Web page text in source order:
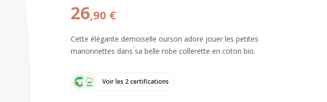
26,90 €
Cette élégante demoiselle ourson adore jouer les petites
marionnettes dans sa belle robe collerette en coton bio.
Voir les 2 certifications